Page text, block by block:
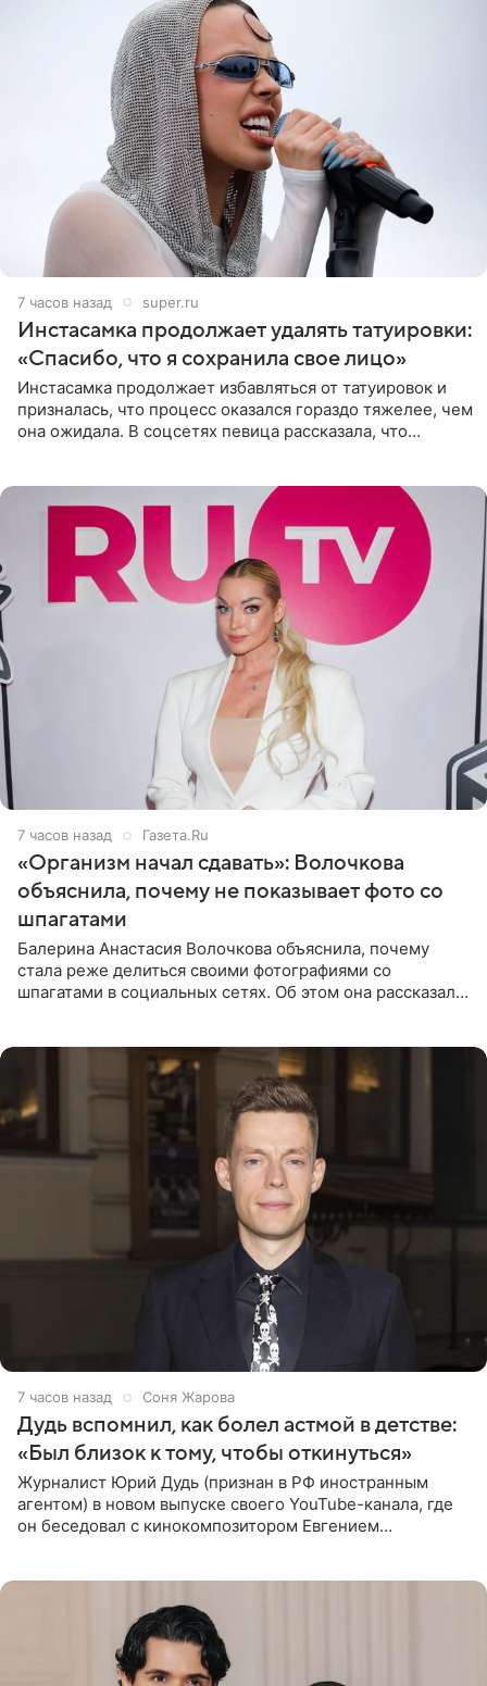
7 часов назад super.ru
Инстасамка продолжает удалять татуировки:
«Спасибо, что я сохранила свое лицо»
Инстасамка продолжает избавляться от татуировок и
призналась, что процесс оказался гораздо тяжелее, чем
она ожидала. В соцсетях певица рассказала, что
7 часов назад Газета.Ru
«Организм начал сдавать»: Волочкова
объяснила, почему не показывает фото со
шпагатами
Балерина Анастасия Волочкова объяснила, почему
стала реже делиться своими фотографиями со
шпагатами в социальных сетях. Об этом она рассказала
7 часов назад Соня Жарова
Дудь вспомнил, как болел астмой в детстве:
«Был близок к тому, чтобы откинуться»
Журналист Юрий Дудь (признан в РФ иностранным
агентом) в новом выпуске своего YouTube-канала, где
он беседовал с кинокомпозитором Евгением